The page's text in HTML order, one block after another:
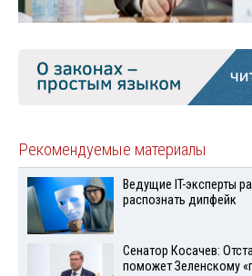
Рекомендуемые материалы
Ведущие IT-эксперты
распознать дипфейк
Сенатор Косачев:
поможет Зеленскому